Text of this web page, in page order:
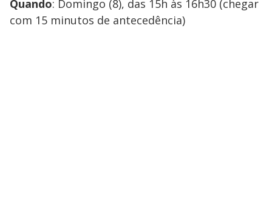
Quando: Domingo (8), das 15h às 16h30 (chegar
com 15 minutos de antecedência)